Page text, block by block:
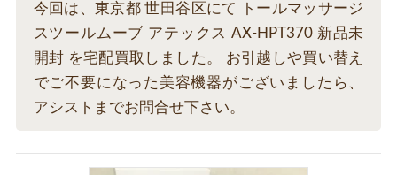
今回は、東京都 世田谷区にて トールマッサージ
スツールムーブ アテックス AX-HPT370 新品未
開封 を宅配買取しました。 お引越しや買い替え
でご不要になった美容機器がございましたら、
アシストまでお問合せ下さい。